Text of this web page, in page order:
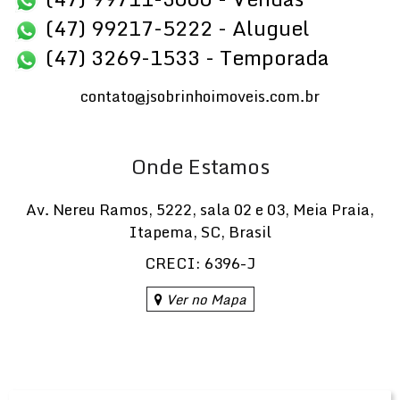
(47) 99217-5222 - Aluguel
(47) 3269-1533 - Temporada
contato@jsobrinhoimoveis.com.br
Onde Estamos
Av. Nereu Ramos, 5222, sala 02 e 03, Meia Praia,
Itapema, SC, Brasil
CRECI: 6396-J
Ver no Mapa